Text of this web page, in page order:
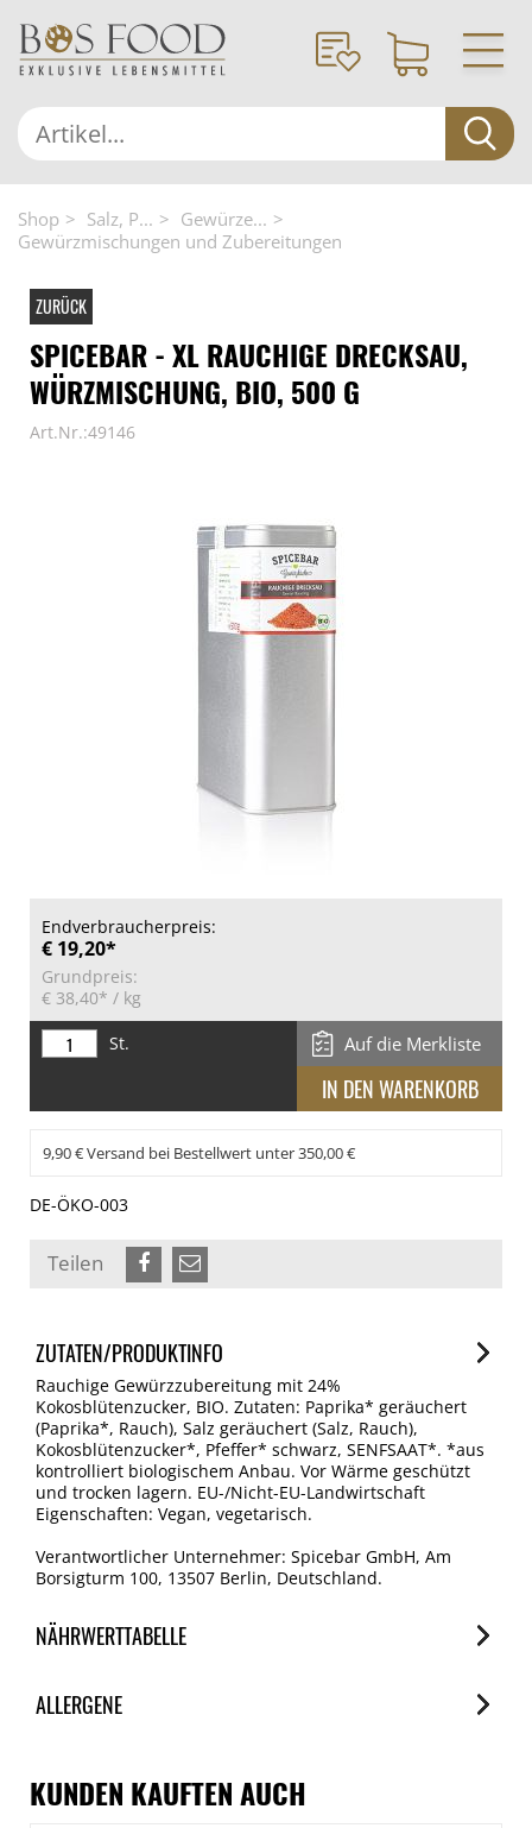
Shop Salz, P...
Gewürze...
Gewürzmischungen und Zubereitungen
ZURÜCK
SPICEBAR - XL RAUCHIGE DRECKSAU,
WÜRZMISCHUNG, BIO, 500 G
Art.Nr.:49146
Endverbraucherpreis:
€ 19,20*
Grundpreis:
€ 38,40* / kg
St.
Auf die Merkliste
9,90 € Versand bei Bestellwert unter 350,00 €
DE-ÖKO-003
Teilen
ZUTATEN/PRODUKTINFO
Rauchige Gewürzzubereitung mit 24%
Kokosblütenzucker, BIO. Zutaten: Paprika* geräuchert
(Paprika*, Rauch), Salz geräuchert (Salz, Rauch),
Kokosblütenzucker*, Pfeffer* schwarz, SENFSAAT*. *aus
kontrolliert biologischem Anbau. Vor Wärme geschützt
und trocken lagern. EU-/Nicht-EU-Landwirtschaft
Eigenschaften: Vegan, vegetarisch.
Verantwortlicher Unternehmer: Spicebar GmbH, Am
Borsigturm 100, 13507 Berlin, Deutschland.
NÄHRWERTTABELLE
je 100g
Fett
ALLERGENE
Spuren / Enthalten
Senf
KUNDEN KAUFTEN AUCH